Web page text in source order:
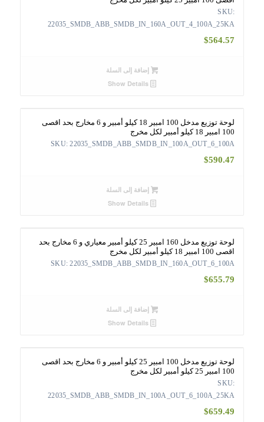
SKU:
22035_SMDB_ABB_SMDB_IN_160A_OUT_4_100A_25KA
$564.57
إضافة إلى السلة
لوحة توزيع مدخل 100 امبير 18 كيلو أمبير و 6 مخارج بحد اقصى
100 امبير 18 كيلو أمبير لكل مخرج
SKU: 22035_SMDB_ABB_SMDB_IN_100A_OUT_6_100A
$590.47
إضافة إلى السلة
لوحة توزيع مدخل 160 امبير 25 كيلو أمبير معياري و 6 مخارج بحد
اقصى 100 امبير 18 كيلو أمبير لكل مخرج
SKU: 22035_SMDB_ABB_SMDB_IN_160A_OUT_6_100A
$655.79
إضافة إلى السلة
لوحة توزيع مدخل 100 امبير 25 كيلو أمبير و 6 مخارج بحد اقصى
100 امبير 25 كيلو أمبير لكل مخرج
SKU:
22035_SMDB_ABB_SMDB_IN_100A_OUT_6_100A_25KA
$659.49